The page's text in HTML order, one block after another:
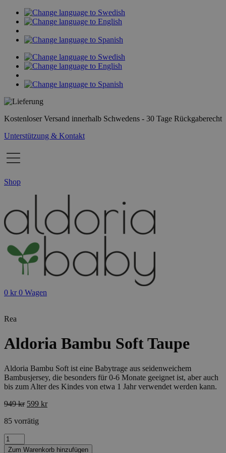
Zum
Inhalt
springen
Kostenloser Versand innerhalb Schwedens - 30 Tage Rückgaberecht
Unterstützung & Kontakt
Shop
0 kr 0 Wagen
Rea
Aldoria Bambu Soft Taupe
Aldoria Bambu Soft ist eine Babytrage aus seidenweichem
Bambusjersey, die besonders für 0-6 Monate geeignet ist, aber auch
bis zum Alter des Kindes von etwa 1 Jahr verwendet werden kann.
949kr Ursprünglicher
war:
599 krAktueller
85 vorrätig
Aldoria
Bambu
Zum Warenkorb hinzufügen